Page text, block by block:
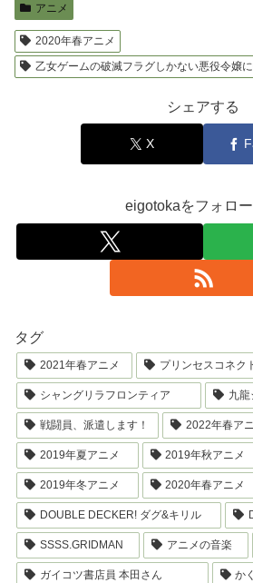
アニメ
2020年春アニメ
乙女ゲームの破滅フラグしかない悪役令嬢
シェアする
X
eigotokaをフォロ
タグ
2021年春アニメ プリンセスコネク
シャングリラフロンティア 九
戦闘員、派遣します！ 2022年春ア
2019年夏アニメ 2019年秋アニメ
2019年冬アニメ 2020年春アニメ
DOUBLE DECKER! ダグ&キリル
SSSS.GRIDMAN アニメの音楽
ガイコツ書店員 本田さん か